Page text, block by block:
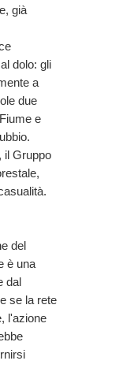
già
dolo: gli
a
due
e
il Gruppo
del
è una
dal
se la rete
l'azione